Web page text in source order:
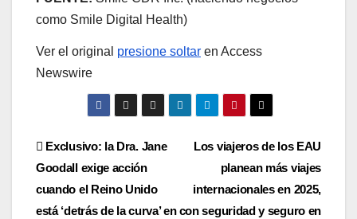
como Smile Digital Health)
Ver el original presione soltar en Access
Newswire
Post
navigation
Los viajeros de los EAU
planean más viajes
internacionales en 2025,
con seguridad y seguro en
Exclusivo: la Dra. Jane
Goodall exige acción
cuando el Reino Unido
está ‘detrás de la curva’ en